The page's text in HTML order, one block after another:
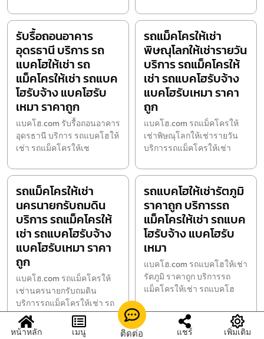
รับรื้อถอนอาคาร
อุดรธานี บริการ รถ
แบคโฮให้เช่า รถ
แม็คโครให้เช่า รถแบค
โฮรับจ้าง แบคโฮรับ
เหมา ราคาถูก
แบคโฮ.com รับรื้อถอนอาคาร
อุดรธานี บริการ รถแบคโฮให้
เช่า รถแม็คโครให้เช
รถแม็คโครให้เช่า
พิษณุโลกให้เช่ารายวัน
บริการ รถแม็คโครให้
เช่า รถแบคโฮรับจ้าง
แบคโฮรับเหมา ราคา
ถูก
แบคโฮ.com รถแม็คโครให้
เช่าพิษณุโลกให้เช่ารายวัน
บริการรถแม็คโครให้เช่า
รถแม็คโครให้เช่า
นครนายกรับถมดิน
บริการ รถแม็คโครให้
เช่า รถแบคโฮรับจ้าง
แบคโฮรับเหมา ราคา
ถูก
แบคโฮ.com รถแม็คโครให้
เช่านครนายกรับถมดิน
บริการรถแม็คโครให้เช่า รถ
แบค
รถแบคโฮให้เช่ารัตภูมิ
ราคาถูก บริการรถ
แม็คโครให้เช่า รถแบค
โฮรับจ้าง แบคโฮรับ
เหมา
แบคโฮ.com รถแบคโฮให้เช่า
รัตภูมิ ราคาถูก บริการรถ
แม็คโครให้เช่า รถแบคโฮ
หน้าหลัก เมนู ติดต่อ แชร์ เพิ่มเติม